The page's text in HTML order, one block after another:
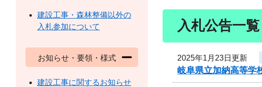
入札公告一覧
2025年1月23日更新
岐阜県立加納高等学
建設工事・森林整備以外の
入札参加について
お知らせ・要領・様式
建設工事に関するお知らせ